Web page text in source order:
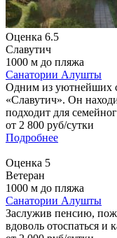
Оценка 6.5
Славутич
1000 м до пляжа
Санатории Алушты
Одним из уютнейших
«Славутич». Он
подходит для
от 2 800 руб/сутки
Подробнее
Оценка 5
Ветеран
1000 м до пляжа
Санатории Алушты
Заслужив пенсию,
вдоволь отоспаться и